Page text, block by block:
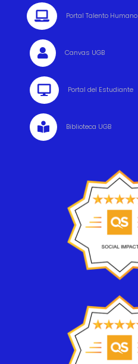
 Portal Talento Humano
 Canvas UGB
 Portal del Estudiante
 Biblioteca UGB